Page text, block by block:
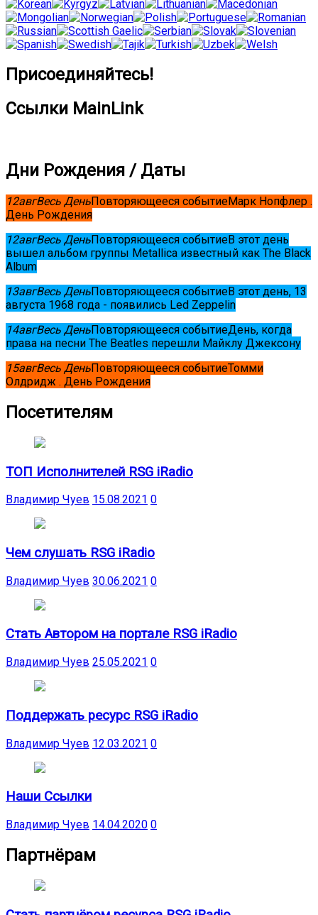
Присоединяйтесь!
Ссылки MainLink
Дни Рождения / Даты
12авгВесь ДеньПовторяющееся событиеМарк Нопфлер .
День Рождения
12авгВесь ДеньПовторяющееся событиеВ этот день
вышел альбом группы Metallica известный как The Black
Album
13авгВесь ДеньПовторяющееся событиеВ этот день, 13
августа 1968 года - появились Led Zeppelin
14авгВесь ДеньПовторяющееся событиеДень, когда
права на песни The Beatles перешли Майклу Джексону
15авгВесь ДеньПовторяющееся событиеТомми
Олдридж . День Рождения
Посетителям
ТОП Исполнителей RSG iRadio
Владимир Чуев 15.08.2021 0
Чем слушать RSG iRadio
Владимир Чуев 30.06.2021 0
Стать Автором на портале RSG iRadio
Владимир Чуев 25.05.2021 0
Поддержать ресурс RSG iRadio
Владимир Чуев 12.03.2021 0
Наши Ссылки
Владимир Чуев 14.04.2020 0
Партнёрам